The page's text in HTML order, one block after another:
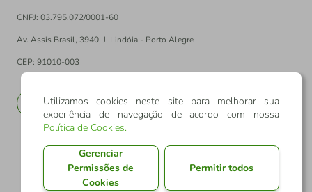
CNPJ: 03.795.072/0001-60
Av. Assis Brasil, 3940, J. Lindóia - Porto Alegre
CEP: 91010-003
EN
Utilizamos cookies neste site para melhorar sua
experiência de navegação de acordo com nossa
Política de Cookies.
Gerenciar
Permissões de
Cookies
Permitir todos